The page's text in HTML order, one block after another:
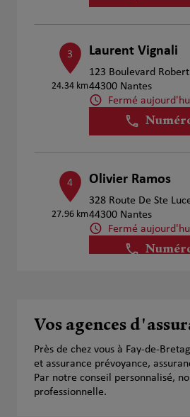
3
24.34 km
Laurent Vignali
123 Boulevard
44300 Nantes
Fermé
4
27.96 km
Olivier Ramos
328 Route De Ste
44300 Nantes
Fermé
Vos agences
Près de chez vous à Fay-de-
et assurance prévoyance,
Par notre conseil personnalisé,
professionnelle.